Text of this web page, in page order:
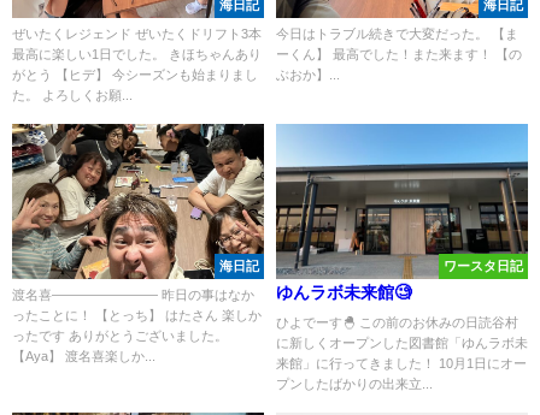
海日記
ぜいたくレジェンド ぜいたくドリフト3本
最高に楽しい1日でした。 きほちゃんあり
がとう 【ヒデ】 今シーズンも始まりまし
た。 よろしくお願...
海日記
今日はトラブル続きで大変だった。 【ま
ーくん】 最高でした！また来ます！ 【の
ぶおか】...
海日記
渡名喜―――――――― 昨日の事はなか
ったことに！ 【とっち】 はたさん 楽しか
ったです ありがとうございました。
【Aya】 渡名喜楽しか...
ワースタ日記
ゆんラボ未来館🧐
ひよでーす🐣 この前のお休みの日読谷村
に新しくオープンした図書館「ゆんラボ未
来館」に行ってきました！ 10月1日にオー
プンしたばかりの出来立...